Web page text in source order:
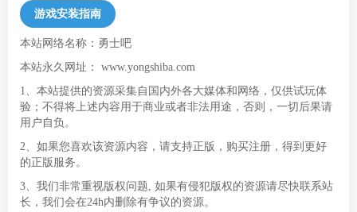
游戏安装指南
本站网络名称：勇士吧
本站永久网址： www.yongshiba.com
1、本站提供的资源采集自国内外各大媒体和网络，仅供试玩体
验；不得将上述内容用于商业或者非法用途，否则，一切后果请
用户自负。
2、如果您喜欢该资源内容，请支持正版，购买注册，得到更好
的正版服务。
3、我们非常重视版权问题, 如果有侵犯版权的资源请尽快联系站
长，我们会在24h内删除有争议的资源。